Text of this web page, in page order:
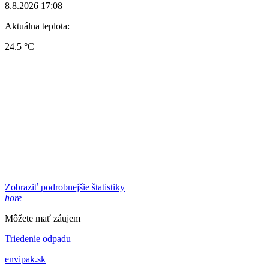
8.8.2026 17:08
Aktuálna teplota:
24.5 °C
Zobraziť podrobnejšie štatistiky
hore
Môžete mať záujem
Triedenie odpadu
envipak.sk